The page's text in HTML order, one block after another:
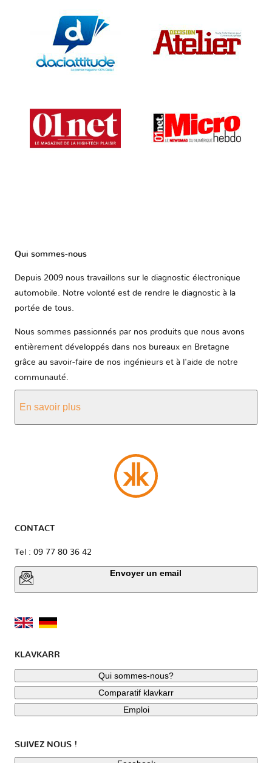
Qui sommes-nous
Depuis 2009 nous travaillons sur le diagnostic électronique
automobile. Notre volonté est de rendre le diagnostic à la
portée de tous.
Nous sommes passionnés par nos produits que nous avons
entièrement développés dans nos bureaux en Bretagne
grâce au savoir-faire de nos ingénieurs et à l'aide de notre
communauté.
En savoir plus
CONTACT
Tel : 09 77 80 36 42
Envoyer un email
KLAVKARR
Qui sommes-nous?
Comparatif klavkarr
Emploi
SUIVEZ NOUS !